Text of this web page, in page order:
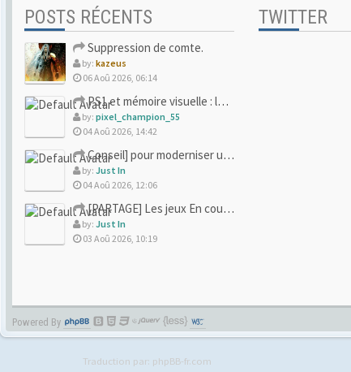
POSTS RÉCENTS
Suppression de comte.
by: kazeus
06 Aoû 2026, 06:14
PS1 et mémoire visuelle : le jeu qui vous a soufflé la premi
by: pixel_champion_55
04 Aoû 2026, 14:42
Conseil] pour moderniser un site (un peu trop) rétro
by: Just In
04 Aoû 2026, 12:06
[PARTAGE] Les jeux En cours/Terminés
by: Just In
03 Aoû 2026, 10:19
TWITTER
Powered By
Traduction par: phpBB-fr.com